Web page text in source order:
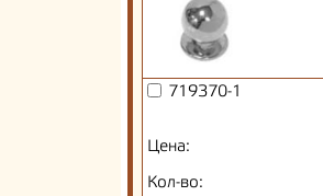
719370-1
Цена:
Кол-во: